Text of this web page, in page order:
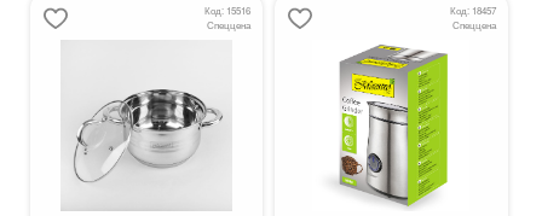
Код: 15516
Спеццена
Код: 18457
Спеццена